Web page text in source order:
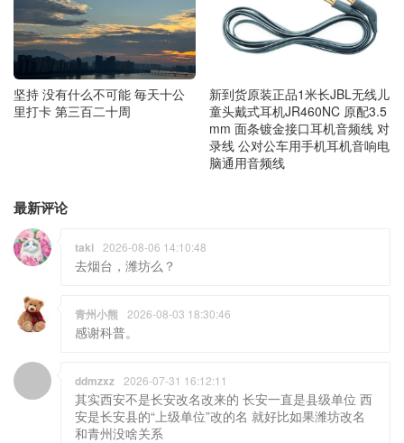
坚持 没有什么不可能 毎天十公
里打卡 第三百二十周
新到货原装正品1米长JBL无线儿
童头戴式耳机JR460NC 原配3.5
mm 面条镀金接口耳机音频线 对
录线 公对公车用手机耳机音响电
脑通用音频线
最新评论
taki 2026-08-06 14:10:48
去烟台，潍坊么？
青州小熊 2026-08-03 18:30:46
感谢科普。
ddmzxz 2026-07-31 16:12:11
其实西安不是长安改名改来的 长安一直是县级单位 西
安是长安县的“上级单位”改的名 就好比如果潍坊改名
和青州没啥关系